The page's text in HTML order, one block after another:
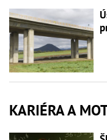
KARIÉRA A